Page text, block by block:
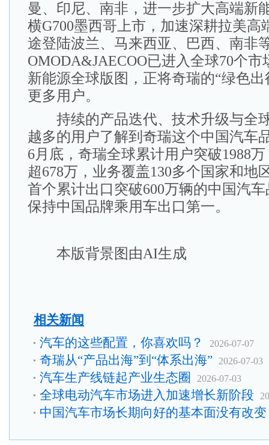
曼、印尼、南非，进一步扩大高端新
横G700墨西哥上市，加速深耕拉美高
途登陆波兰、马来西亚、巴西、南非
OMODA&JAECOO已进入全球70个
新能源全球版图，正将奇瑞的“绿色
更多用户。
持续的产品迭代、技术升级与全
越多的用户了解到奇瑞这个中国汽车
6月底，奇瑞全球累计用户突破1988
超678万，业务覆盖130多个国家和地
首个累计出口突破600万辆的中国汽
保持中国品牌乘用车出口第一。
本版背景图由AI生成
相关新闻
汽车的这些配置，你喜欢吗？
2026-07-07
奇瑞从“产品出海”到“体系出海” 2026-07-03
汽车生产线链起产业生态圈 2026-07-03
全球电动汽车市场进入加速增长新阶段
中国汽车市场长期向好的基本面没有改变